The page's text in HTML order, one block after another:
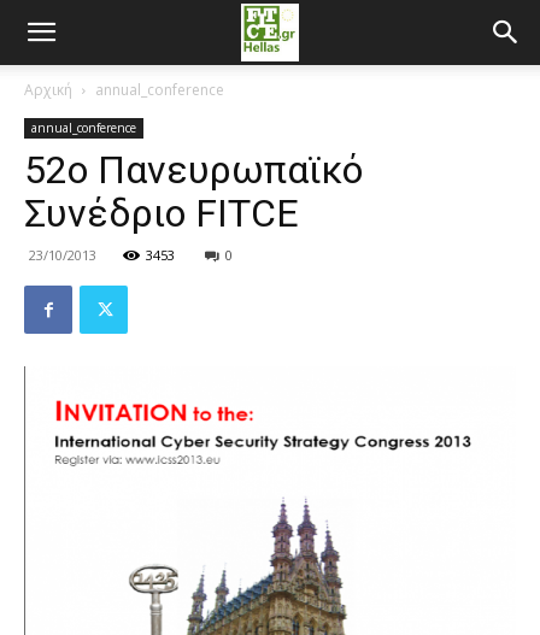
Αρχική annual_conference
annual_conference
52o Πανευρωπαϊκό
Συνέδριο FITCE
23/10/2013 3453 0